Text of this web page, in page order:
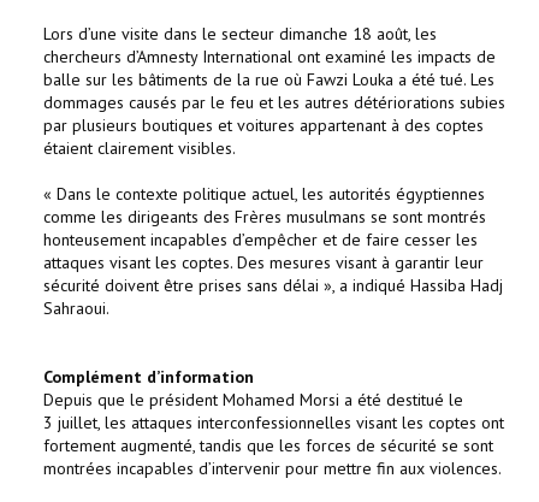
Lors d’une visite dans le secteur dimanche 18 août, les
chercheurs d’Amnesty International ont examiné les impacts de
balle sur les bâtiments de la rue où Fawzi Louka a été tué. Les
dommages causés par le feu et les autres détériorations subies
par plusieurs boutiques et voitures appartenant à des coptes
étaient clairement visibles.
« Dans le contexte politique actuel, les autorités égyptiennes
comme les dirigeants des Frères musulmans se sont montrés
honteusement incapables d’empêcher et de faire cesser les
attaques visant les coptes. Des mesures visant à garantir leur
sécurité doivent être prises sans délai », a indiqué Hassiba Hadj
Sahraoui.
Complément d’information
Depuis que le président Mohamed Morsi a été destitué le
3 juillet, les attaques interconfessionnelles visant les coptes ont
fortement augmenté, tandis que les forces de sécurité se sont
montrées incapables d’intervenir pour mettre fin aux violences.